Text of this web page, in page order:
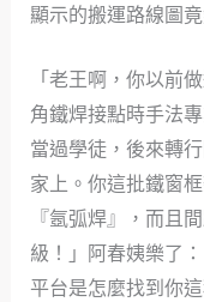
顯示的搬運路線圖
「老王啊，你以前
角鐵焊接點時手法
當過學徒，後來轉
家上。你這批鐵窗
『氬弧焊』，而且
級！」阿春姨樂了
平台是怎麼找到你